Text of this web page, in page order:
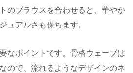
のブラウスを合わせると、華やか
ュアルさも保ちます。
なポイントです。骨格ウェーブは
ので、流れるようなデザインのネ